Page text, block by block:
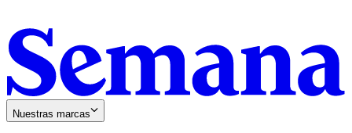
Nuestras marcas